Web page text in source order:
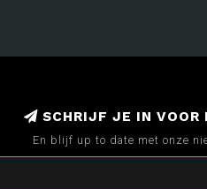
SCHRIJF JE IN VOOR
En blijf up to date met onze